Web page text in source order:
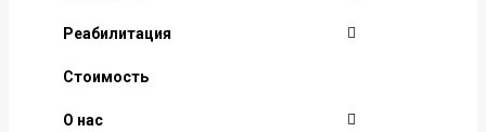
Реабилитация
Стоимость
О нас